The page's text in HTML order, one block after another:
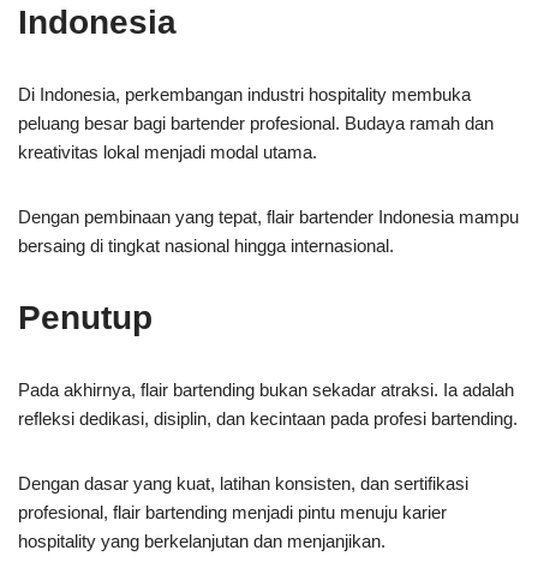
Indonesia
Di Indonesia, perkembangan industri hospitality membuka
peluang besar bagi bartender profesional. Budaya ramah dan
kreativitas lokal menjadi modal utama.
Dengan pembinaan yang tepat, flair bartender Indonesia mampu
bersaing di tingkat nasional hingga internasional.
Penutup
Pada akhirnya, flair bartending bukan sekadar atraksi. Ia adalah
refleksi dedikasi, disiplin, dan kecintaan pada profesi bartending.
Dengan dasar yang kuat, latihan konsisten, dan sertifikasi
profesional, flair bartending menjadi pintu menuju karier
hospitality yang berkelanjutan dan menjanjikan.